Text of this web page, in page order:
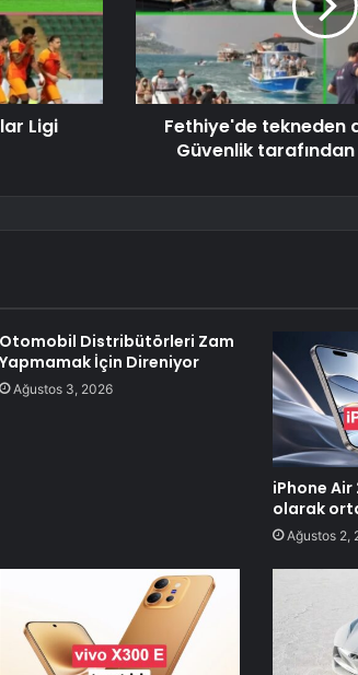
Ligi
Fethiye'de tekneden
Güvenlik
Otomobil Distribütörleri Zam
Yapmamak İçin Direniyor
Ağustos 3, 2026
iPhone
olarak
Ağustos 2,